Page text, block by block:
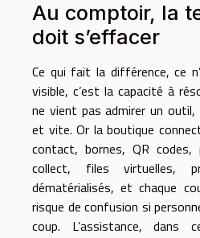
Au comptoir, la
doit s’effacer
Ce qui fait la différence, ce
visible, c’est la capacité à
ne vient pas admirer un
et vite. Or la boutique
contact, bornes, QR
collect, files virtuelles,
dématérialisés, et chaque
risque de confusion si
coup. L’assistance, dans